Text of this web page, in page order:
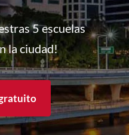
5 escuelas
la ciudad!